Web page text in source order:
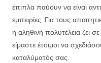
έπιπλα παύουν να είναι
εμπειρίες. Για τους
η αληθινή πολυτέλεια ζει
είμαστε έτοιμοι να
καταλύματός σας.